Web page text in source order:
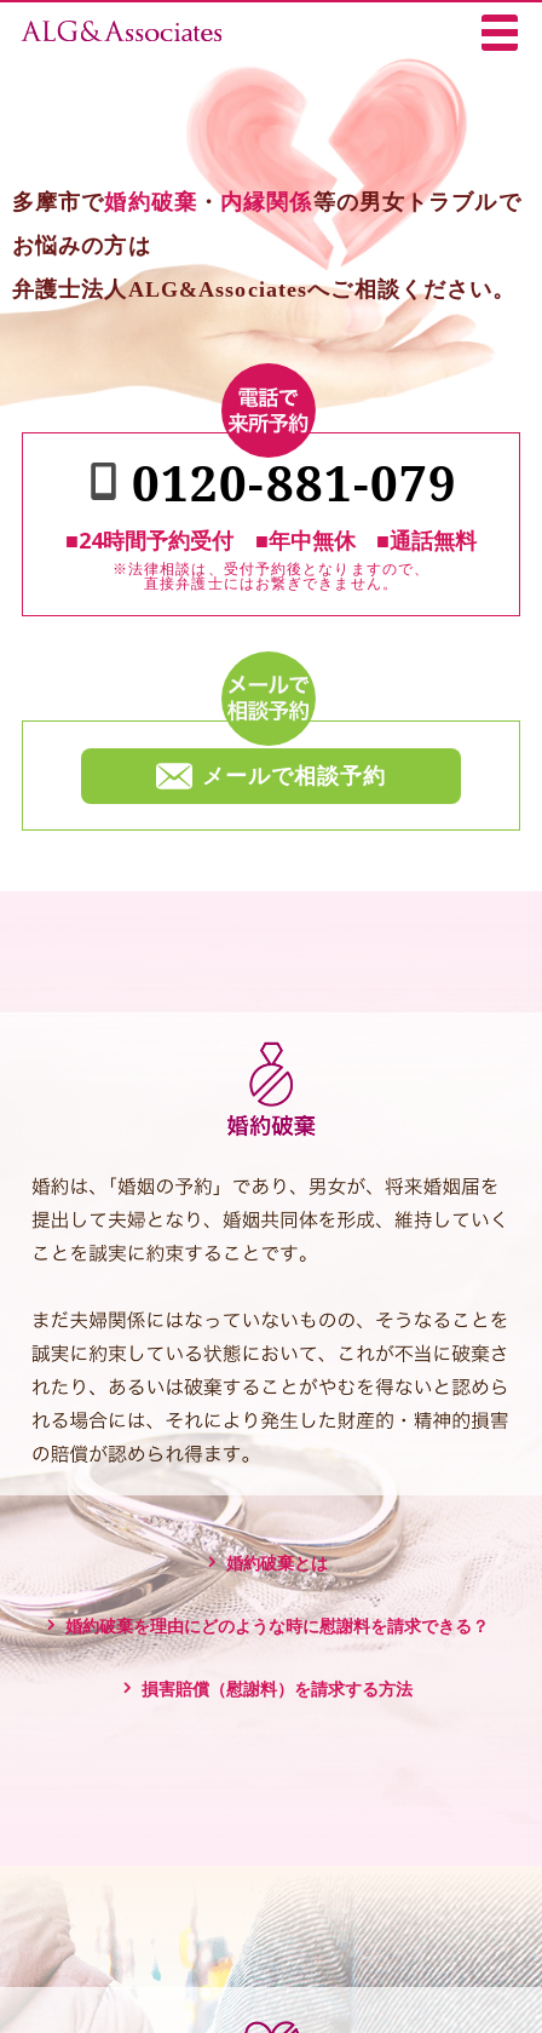
多摩市で婚約破棄 ・内縁関係等の男女トラブルで
お悩みの方は
弁護士法人ALG&Associatesへご相談ください。
0120-881-079
■24時間予約受付 ■年中無休 ■通話無料
※法律相談は、受付予約後となりますので、
直接弁護士にはお繋ぎできません。
メールで相談予約
婚約破棄とは
婚約破棄を理由にどのような時に慰謝料を請求できる？
損害賠償（慰謝料）を請求する方法